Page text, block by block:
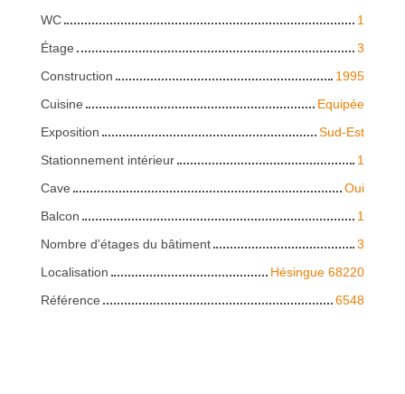
WC
1
Étage
3
Construction
1995
Cuisine
Equipée
Exposition
Sud-Est
Stationnement intérieur
1
Cave
Oui
Balcon
1
Nombre d'étages du bâtiment
3
Localisation
Hésingue 68220
Référence
6548